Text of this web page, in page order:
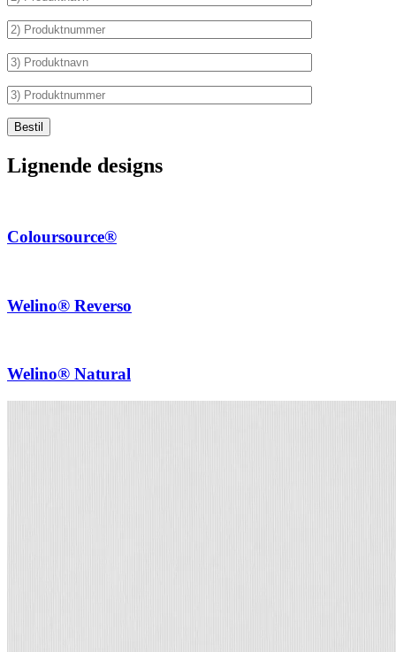
Lignende designs
Coloursource®
Welino® Reverso
Welino® Natural